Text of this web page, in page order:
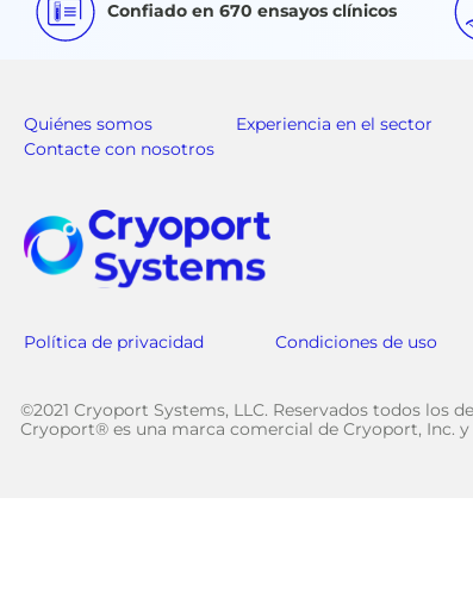
Confiado en 670 ensayos clínicos
Quiénes somos Experiencia en el sector
Contacte con nosotros
Política de privacidad Condiciones de uso
©2021 Cryoport Systems, LLC. Reservados todos los
Cryoport® es una marca comercial de Cryoport, Inc.